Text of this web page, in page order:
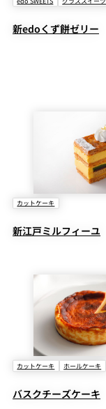
新edoくず餅ゼリー
カットケーキ
新江戸ミルフィーユ
カットケーキ ホールケーキ
バスクチーズケーキ